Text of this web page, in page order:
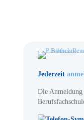
Jederzeit
Die